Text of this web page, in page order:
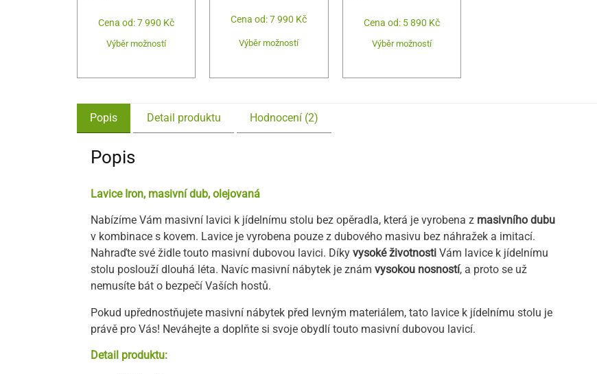
Cena od:7 990 Kč
Výběr možností
Cena od:7 990 Kč
Výběr možností
Cena od: 5 890 Kč
Výběr možností
Popis Detail produktu Hodnocení (2)
Popis
Lavice Iron, masivní dub, olejovaná
Nabízíme Vám masivní lavici k jídelnímu stolu bez opěradla, která je vyrobena z masivního dubu
v kombinace s kovem. Lavice je vyrobena pouze z dubového masivu bez náhražek a imitací.
Nahraďte své židle touto masivní dubovou lavici. Díky vysoké životnosti Vám lavice k jídelnímu
stolu poslouží dlouhá léta. Navíc masivní nábytek je znám vysokou nosností, a proto se už
nemusíte bát o bezpečí Vaších hostů.
Pokud upřednostňujete masivní nábytek před levným materiálem, tato lavice k jídelnímu stolu je
právě pro Vás! Neváhejte a doplňte si svoje obydlí touto masivní dubovou lavicí.
Detail produktu: